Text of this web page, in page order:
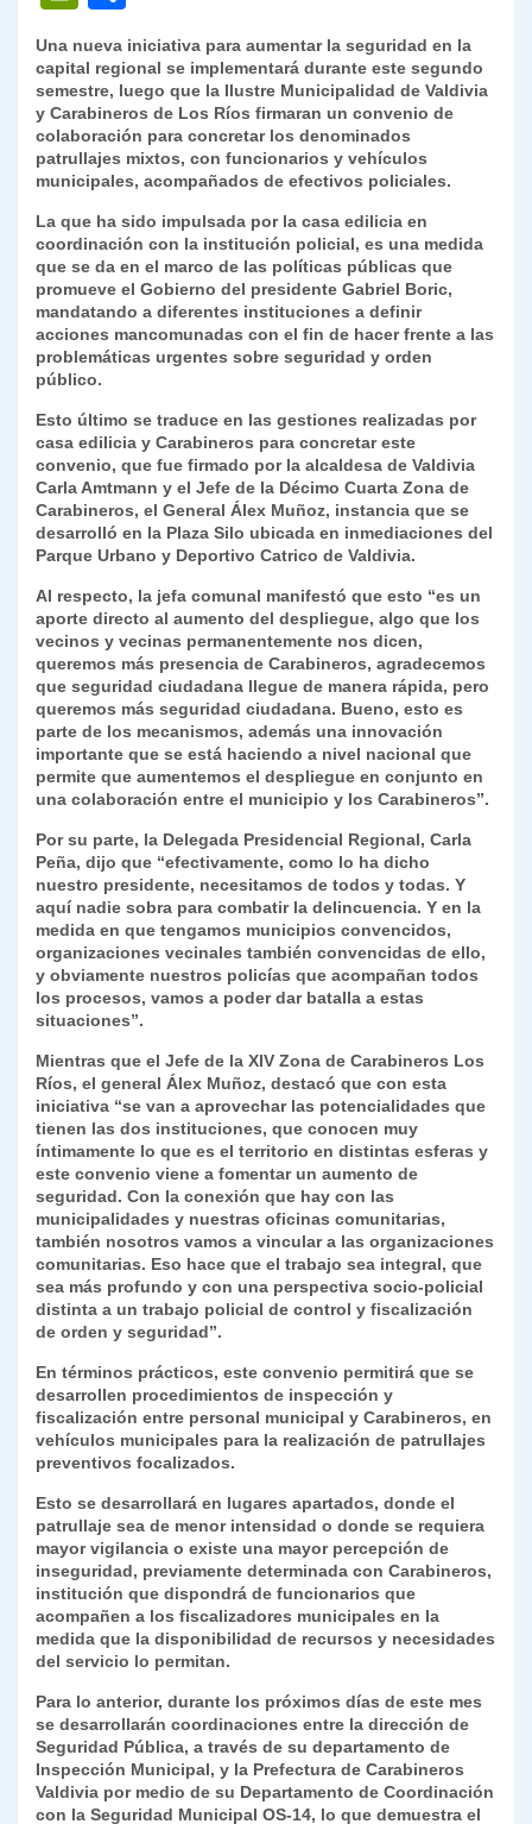
at
s
A
p
p
gr
a
m
e
b
o
o
k
er e
dI
n
y
Li
n
k
l
l
nt
Fr
ie
n
dl
y
o
m
p
ar
tir
Una nueva iniciativa para aumentar la seguridad en la
capital regional se implementará durante este segundo
semestre, luego que la Ilustre Municipalidad de Valdivia
y Carabineros de Los Ríos firmaran un convenio de
colaboración para concretar los denominados
patrullajes mixtos, con funcionarios y vehículos
municipales, acompañados de efectivos policiales.
La que ha sido impulsada por la casa edilicia en
coordinación con la institución policial, es una medida
que se da en el marco de las políticas públicas que
promueve el Gobierno del presidente Gabriel Boric,
mandatando a diferentes instituciones a definir
acciones mancomunadas con el fin de hacer frente a las
problemáticas urgentes sobre seguridad y orden
público.
Esto último se traduce en las gestiones realizadas por
casa edilicia y Carabineros para concretar este
convenio, que fue firmado por la alcaldesa de Valdivia
Carla Amtmann y el Jefe de la Décimo Cuarta Zona de
Carabineros, el General Álex Muñoz, instancia que se
desarrolló en la Plaza Silo ubicada en inmediaciones del
Parque Urbano y Deportivo Catrico de Valdivia.
Al respecto, la jefa comunal manifestó que esto “es un
aporte directo al aumento del despliegue, algo que los
vecinos y vecinas permanentemente nos dicen,
queremos más presencia de Carabineros, agradecemos
que seguridad ciudadana llegue de manera rápida, pero
queremos más seguridad ciudadana. Bueno, esto es
parte de los mecanismos, además una innovación
importante que se está haciendo a nivel nacional que
permite que aumentemos el despliegue en conjunto en
una colaboración entre el municipio y los Carabineros”.
Por su parte, la Delegada Presidencial Regional, Carla
Peña, dijo que “efectivamente, como lo ha dicho
nuestro presidente, necesitamos de todos y todas. Y
aquí nadie sobra para combatir la delincuencia. Y en la
medida en que tengamos municipios convencidos,
organizaciones vecinales también convencidas de ello,
y obviamente nuestros policías que acompañan todos
los procesos, vamos a poder dar batalla a estas
situaciones”.
Mientras que el Jefe de la XIV Zona de Carabineros Los
Ríos, el general Álex Muñoz, destacó que con esta
iniciativa “se van a aprovechar las potencialidades que
tienen las dos instituciones, que conocen muy
íntimamente lo que es el territorio en distintas esferas y
este convenio viene a fomentar un aumento de
seguridad. Con la conexión que hay con las
municipalidades y nuestras oficinas comunitarias,
también nosotros vamos a vincular a las organizaciones
comunitarias. Eso hace que el trabajo sea integral, que
sea más profundo y con una perspectiva socio-policial
distinta a un trabajo policial de control y fiscalización
de orden y seguridad”.
En términos prácticos, este convenio permitirá que se
desarrollen procedimientos de inspección y
fiscalización entre personal municipal y Carabineros, en
vehículos municipales para la realización de patrullajes
preventivos focalizados.
Esto se desarrollará en lugares apartados, donde el
patrullaje sea de menor intensidad o donde se requiera
mayor vigilancia o existe una mayor percepción de
inseguridad, previamente determinada con Carabineros,
institución que dispondrá de funcionarios que
acompañen a los fiscalizadores municipales en la
medida que la disponibilidad de recursos y necesidades
del servicio lo permitan.
Para lo anterior, durante los próximos días de este mes
se desarrollarán coordinaciones entre la dirección de
Seguridad Pública, a través de su departamento de
Inspección Municipal, y la Prefectura de Carabineros
Valdivia por medio de su Departamento de Coordinación
con la Seguridad Municipal OS-14, lo que demuestra el